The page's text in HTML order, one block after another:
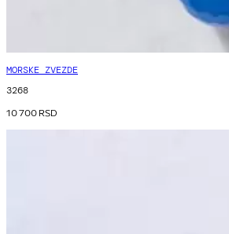
MORSKE ZVEZDE
3268
10 700RSD